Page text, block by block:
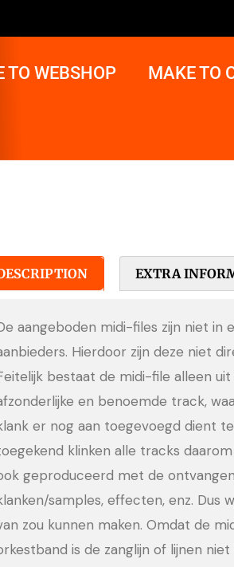
TO WEBSHOP MAKE TO
EXTRA
aangeboden midi-files zijn niet in
Hierdoor zijn deze niet
bestaat de midi-file alleen
en benoemde track,
er nog aan toegevoegd dient
klinken alle tracks
geproduceerd met de
samples, effecten, enz. Dus
zou kunnen maken. Omdat de
is de zanglijn of lijnen